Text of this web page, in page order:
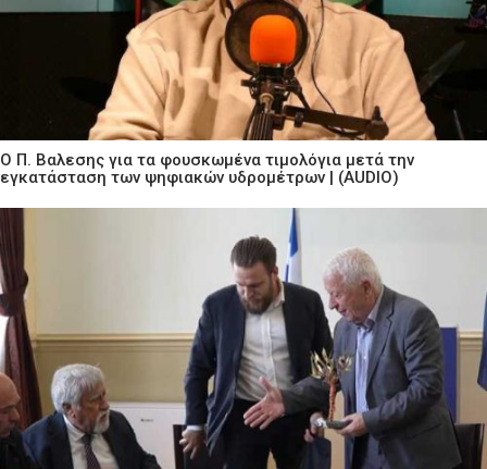
Ο Π. Βαλεσης για τα φουσκωμένα τιμολόγια μετά την
εγκατάσταση των ψηφιακών υδρομέτρων | (AUDIO)